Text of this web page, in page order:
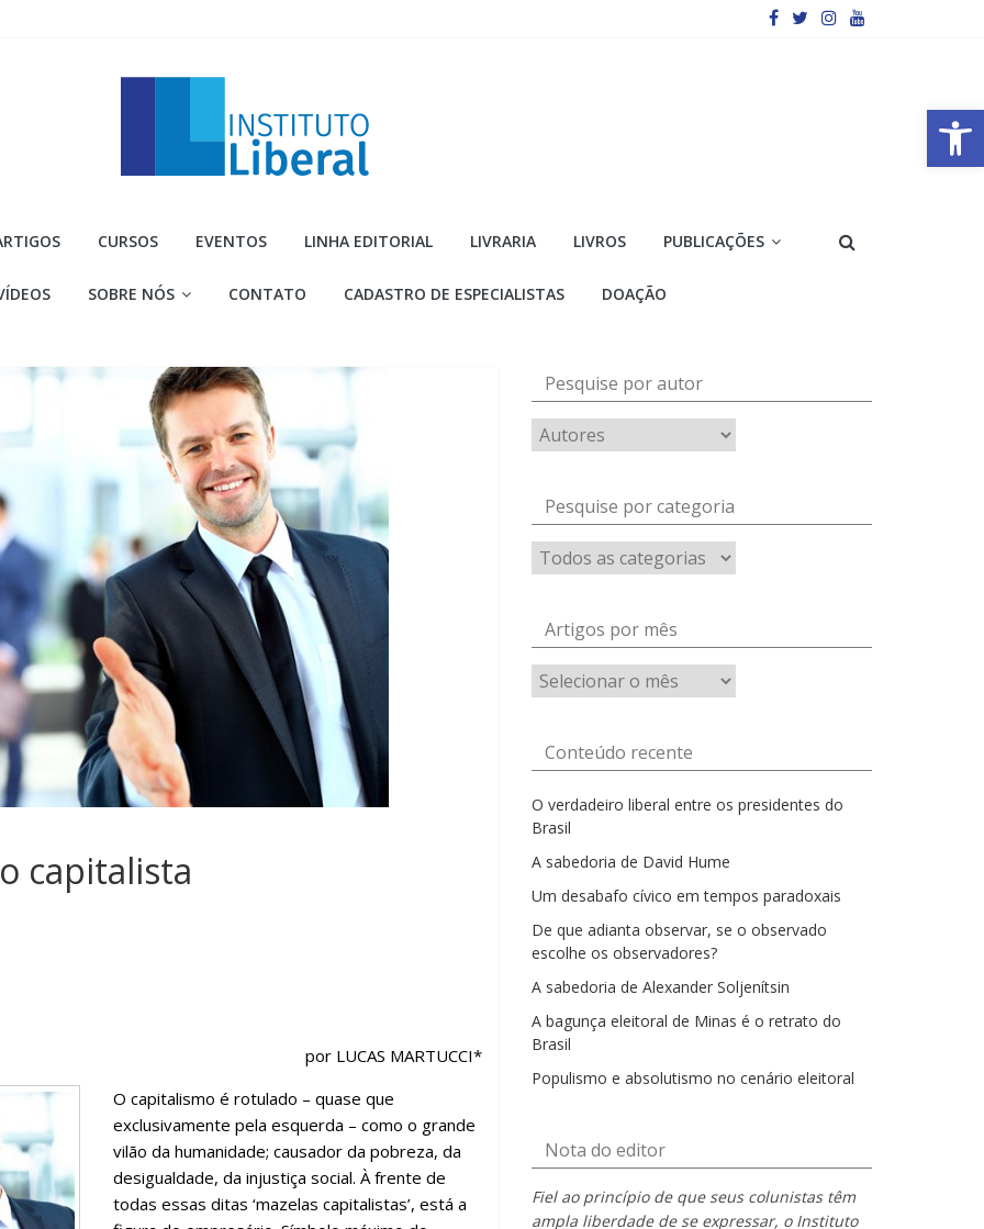
Barra de Ferramentas Aberta
Liberal
importante
da
sociedade.
CURSOS EVENTOS LINHA EDITORIAL LIVRARIA LIVROS PUBLICAÇÕES
SOBRE NÓS CONTATO CADASTRO DE ESPECIALISTAS DOAÇÃO
capitalista
por LUCAS MARTUCCI*
O capitalismo é rotulado – quase que
exclusivamente pela esquerda – como o grande
vilão da humanidade; causador da pobreza, da
desigualdade, da injustiça social. À frente de
todas essas ditas ‘mazelas capitalistas’, está a
Pesquise por autor
Pesquise por categoria
Artigos por mês
Artigos
por
Conteúdo recente
O verdadeiro liberal entre os presidentes do
Brasil
A sabedoria de David Hume
Um desabafo cívico em tempos paradoxais
De que adianta observar, se o observado
escolhe os observadores?
A sabedoria de Alexander Soljenítsin
A bagunça eleitoral de Minas é o retrato do
Brasil
Populismo e absolutismo no cenário eleitoral
Nota do editor
Fiel ao princípio de que seus colunistas têm
ampla liberdade de se expressar, o Instituto